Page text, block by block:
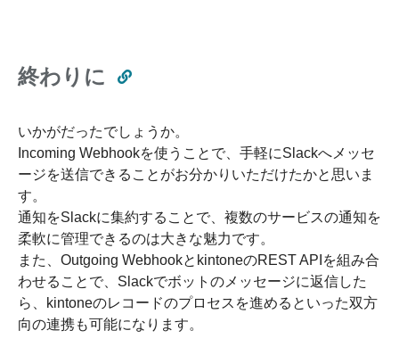
終わりに
いかがだったでしょうか。
Incoming Webhookを使うことで、手軽にSlackへメッセ
ージを送信できることがお分かりいただけたかと思いま
す。
通知をSlackに集約することで、複数のサービスの通知を
柔軟に管理できるのは大きな魅力です。
また、Outgoing WebhookとkintoneのREST APIを組み合
わせることで、Slackでボットのメッセージに返信した
ら、kintoneのレコードのプロセスを進めるといった双方
向の連携も可能になります。